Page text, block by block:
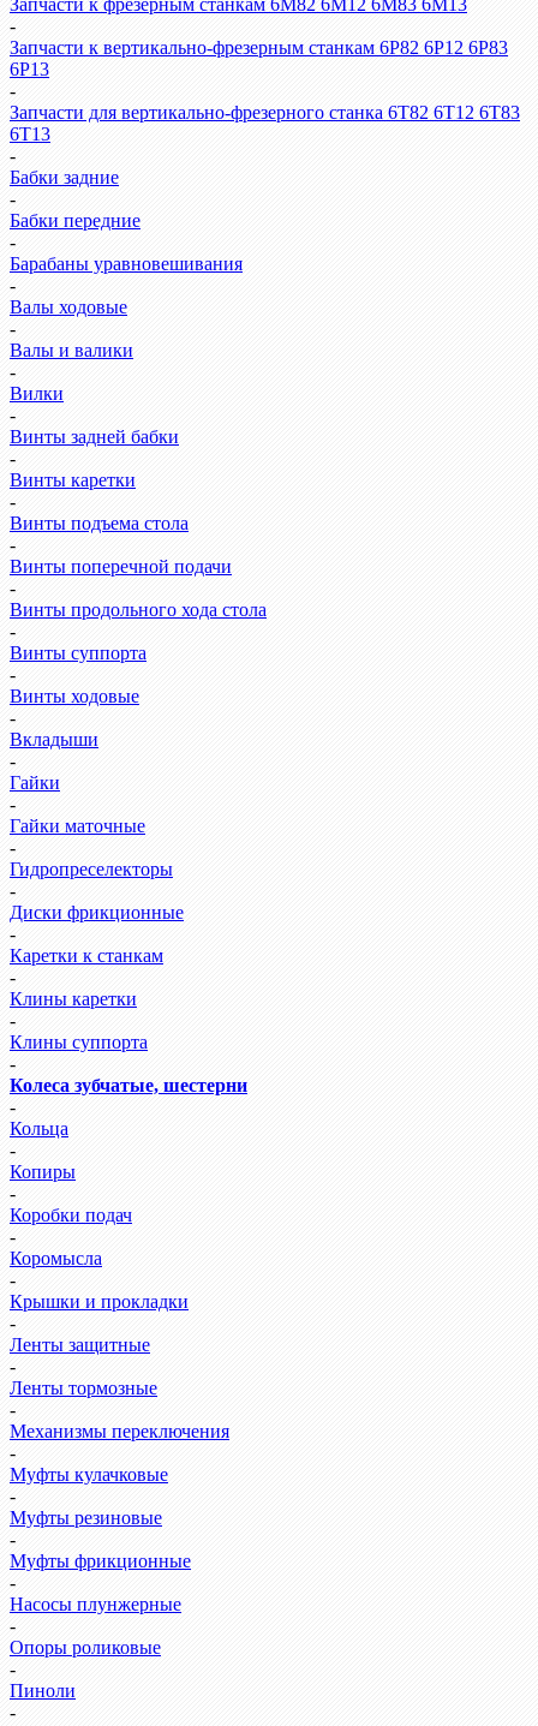
Запчасти к фрезерным станкам 6М82 6М12 6М83 6М13
-
Запчасти к вертикально-фрезерным станкам 6Р82 6Р12 6Р83
6Р13
-
Запчасти для вертикально-фрезерного станка 6Т82 6Т12 6Т83
6Т13
-
Бабки задние
-
Бабки передние
-
Барабаны уравновешивания
-
Валы ходовые
-
Валы и валики
-
Вилки
-
Винты задней бабки
-
Винты каретки
-
Винты подъема стола
-
Винты поперечной подачи
-
Винты продольного хода стола
-
Винты суппорта
-
Винты ходовые
-
Вкладыши
-
Гайки
-
Гайки маточные
-
Гидропреселекторы
-
Диски фрикционные
-
Каретки к станкам
-
Клины каретки
-
Клины суппорта
-
Колеса зубчатые, шестерни
-
Кольца
-
Копиры
-
Коробки подач
-
Коромысла
-
Крышки и прокладки
-
Ленты защитные
-
Ленты тормозные
-
Механизмы переключения
-
Муфты кулачковые
-
Муфты резиновые
-
Муфты фрикционные
-
Насосы плунжерные
-
Опоры роликовые
-
Пиноли
-